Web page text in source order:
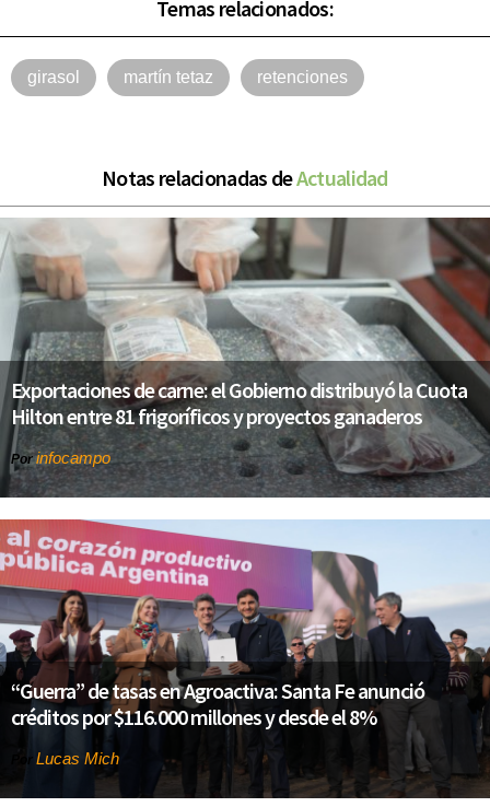
Temas relacionados:
girasol martín tetaz retenciones
Notas relacionadas deActualidad
Exportaciones de carne: el Gobierno distribuyó la Cuota
Hilton entre 81 frigoríficos y proyectos ganaderos
Porinfocampo
“Guerra” de tasas en Agroactiva: Santa Fe anunció
créditos por $116.000 millones y desde el 8%
Por Lucas Mich